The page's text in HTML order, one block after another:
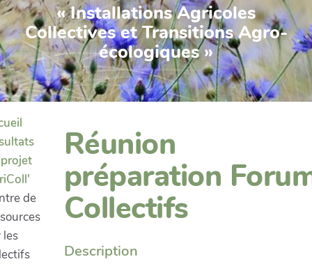
« Installations Agricoles
Collectives et Transitions Agro-
écologiques »
de
les
Réunion
préparation
Collectifs
Description